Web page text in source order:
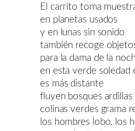
El carrito toma
en planetas usados
y en lunas sin sonido
también recoge
para la dama de la
en esta verde soledad
es más distante
fluyen bosques
colinas verdes grama
los hombres lobo, los